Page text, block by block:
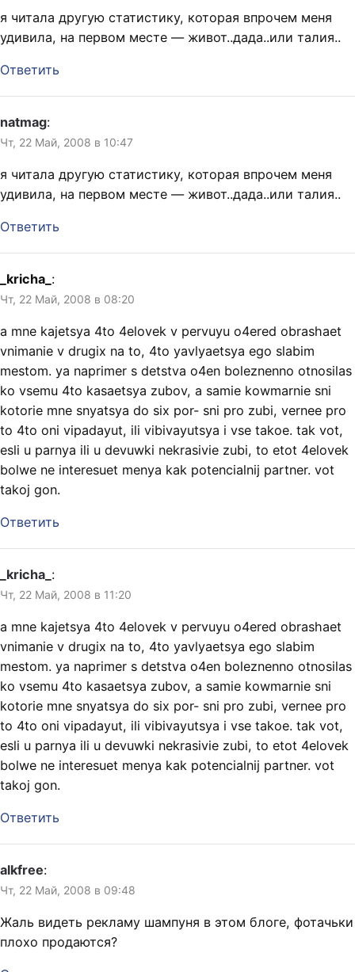
я читала другую статистику, которая впрочем меня
удивила, на первом месте — живот..дада..или талия..
Ответить
natmag:
Чт, 22 Май, 2008 в 10:47
я читала другую статистику, которая впрочем меня
удивила, на первом месте — живот..дада..или талия..
Ответить
_kricha_ :
Чт, 22 Май, 2008 в 08:20
a mne kajetsya 4to 4elovek v pervuyu o4ered obrashaet
vnimanie v drugix na to, 4to yavlyaetsya ego slabim
mestom. ya naprimer s detstva o4en boleznenno otnosilas
ko vsemu 4to kasaetsya zubov, a samie kowmarnie sni
kotorie mne snyatsya do six por- sni pro zubi, vernee pro
to 4to oni vipadayut, ili vibivayutsya i vse takoe. tak vot,
esli u parnya ili u devuwki nekrasivie zubi, to etot 4elovek
bolwe ne interesuet menya kak potencialnij partner. vot
takoj gon.
Ответить
_kricha_ :
Чт, 22 Май, 2008 в 11:20
a mne kajetsya 4to 4elovek v pervuyu o4ered obrashaet
vnimanie v drugix na to, 4to yavlyaetsya ego slabim
mestom. ya naprimer s detstva o4en boleznenno otnosilas
ko vsemu 4to kasaetsya zubov, a samie kowmarnie sni
kotorie mne snyatsya do six por- sni pro zubi, vernee pro
to 4to oni vipadayut, ili vibivayutsya i vse takoe. tak vot,
esli u parnya ili u devuwki nekrasivie zubi, to etot 4elovek
bolwe ne interesuet menya kak potencialnij partner. vot
takoj gon.
Ответить
alkfree:
Чт, 22 Май, 2008 в 09:48
Жаль видеть рекламу шампуня в этом блоге, фотачьки
плохо продаются?